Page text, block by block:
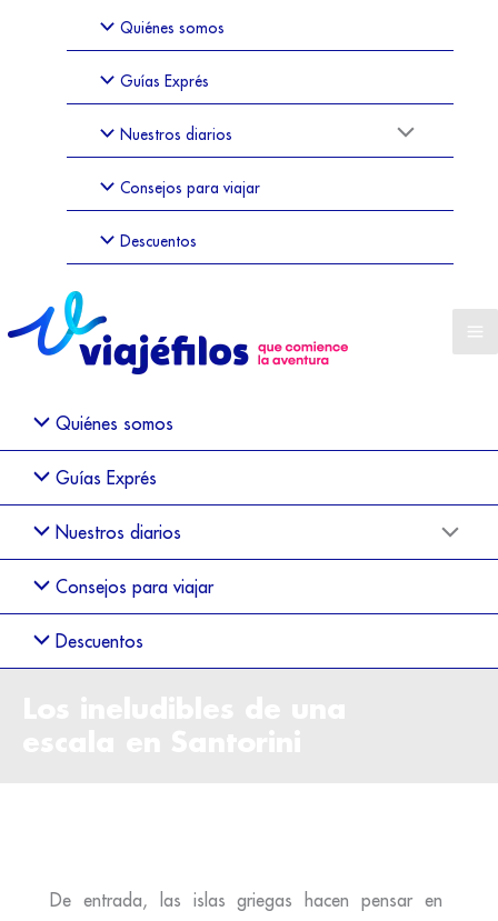
Quiénes somos
Guías Exprés
Nuestros diarios
Consejos para viajar
Descuentos
Quiénes somos
Guías Exprés
Nuestros diarios
Consejos para viajar
Descuentos
De entrada, las islas griegas hacen pensar en